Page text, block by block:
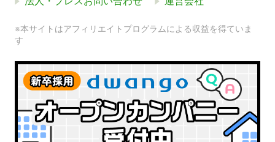
※本サイトはアフィリエイトプログラムによる収益を得ていま
す